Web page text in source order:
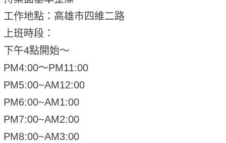
工作地點：高雄市四維二路
上班時段：
下午4點開始～
PM4:00～PM11:00
PM5:00~AM12:00
PM6:00~AM1:00
PM7:00~AM2:00
PM8:00~AM3:00